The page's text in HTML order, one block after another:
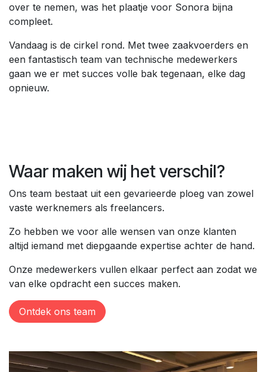
over te nemen, was het plaatje voor Sonora bijna
compleet.
Vandaag is de cirkel rond. Met twee zaakvoerders en
een fantastisch team van technische medewerkers
gaan we er met succes volle bak tegenaan, elke dag
opnieuw.
Waar maken wij het verschil?
Ons team bestaat uit een gevarieerde ploeg van zowel
vaste werknemers als freelancers.
Zo hebben we voor alle wensen van onze klanten
altijd iemand met diepgaande expertise achter de hand.
Onze medewerkers vullen elkaar perfect aan zodat we
van elke opdracht een succes maken.
Ontdek ons team